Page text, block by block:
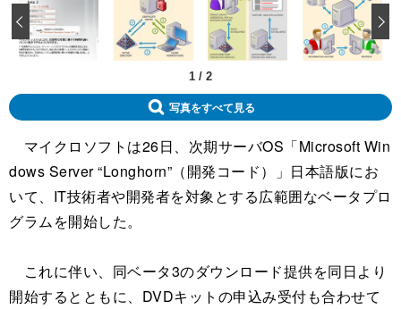
1 / 2
‹
写真をすべて見る
マイクロソフトは26日、次期サーバOS「Microsoft Win
dows Server “Longhorn”（開発コード）」日本語版にお
いて、IT技術者や開発者を対象とする広範囲なベータプロ
グラムを開始した。
これに伴い、同ベータ3のダウンロード提供を同日より
開始するとともに、DVDキットの申込み受付も合わせて